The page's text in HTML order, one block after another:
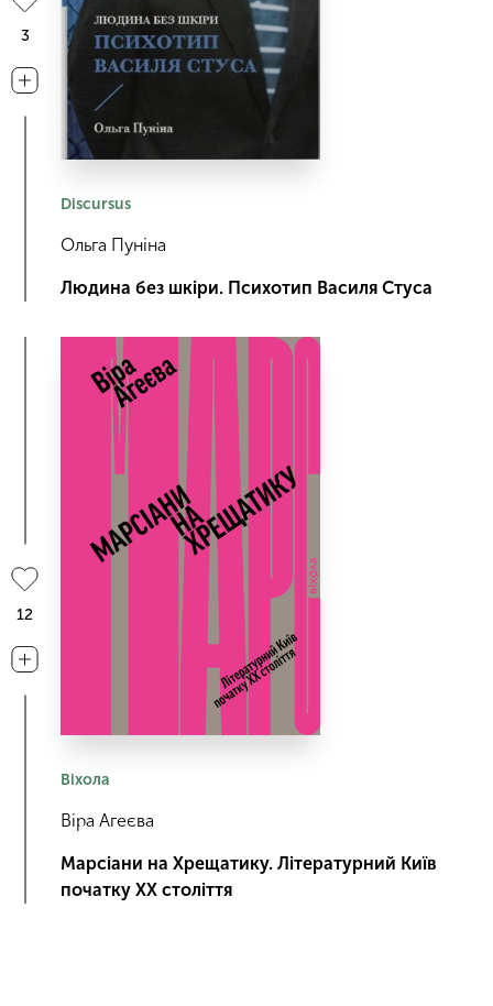
Discursus
Ольга Пуніна
Людина без шкіри. Психотип Василя Стуса
3
Віхола
Віра Агеєва
Марсіани на Хрещатику. Літературний Київ
початку XX століття
12